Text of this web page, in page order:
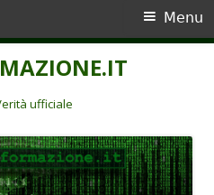
ufficiale
Menu